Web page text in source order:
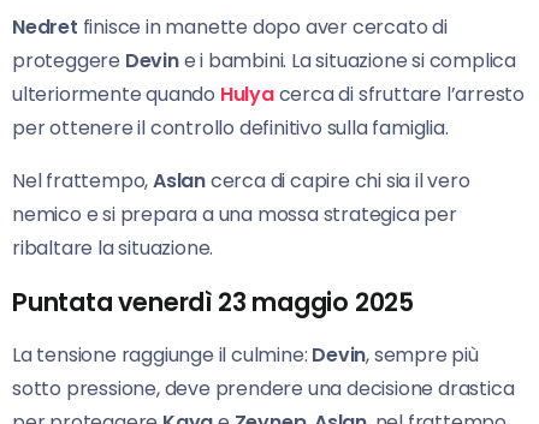
Nedret finisce in manette dopo aver cercato di
proteggere Devine i bambini. La situazione si complica
ulteriormente quando Hulyacerca di sfruttare l’arresto
per ottenere il controllo definitivo sulla famiglia.
Nel frattempo,Aslancerca di capire chi sia il vero
nemico e si prepara a una mossa strategica per
ribaltare la situazione.
Puntata venerdì 23 maggio 2025
La tensione raggiunge il culmine: Devin, sempre più
sotto pressione, deve prendere una decisione drastica